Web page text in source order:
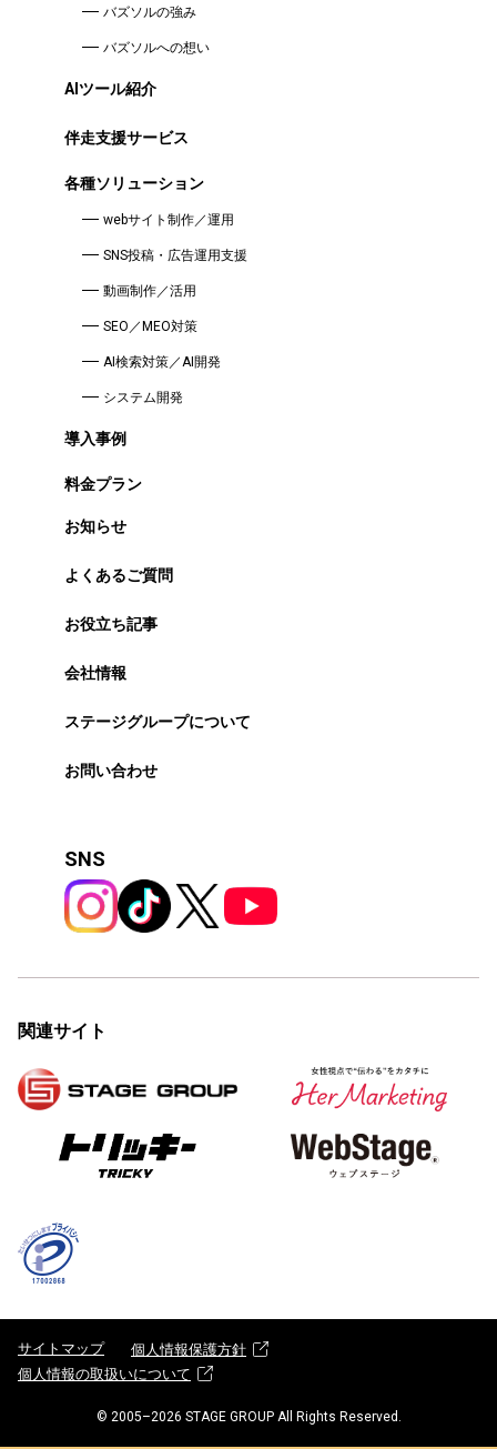
バズソルの強み
バズソルへの想い
AIツール紹介
伴走支援サービス
各種ソリューション
webサイト制作／運用
SNS投稿・広告運用支援
動画制作／活用
SEO／MEO対策
AI検索対策／AI開発
システム開発
導入事例
料金プラン
お知らせ
よくあるご質問
お役立ち記事
会社情報
ステージグループについて
お問い合わせ
SNS
関連サイト
サイトマップ
個人情報保護方針
個人情報の取扱いについて
© 2005–2026 STAGE GROUP All Rights Reserved.